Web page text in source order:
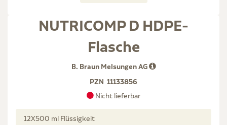
NUTRICOMP D HDPE-
Flasche
B. Braun Melsungen AG
PZN 11133856
Nicht lieferbar
12X500 ml Flüssigkeit